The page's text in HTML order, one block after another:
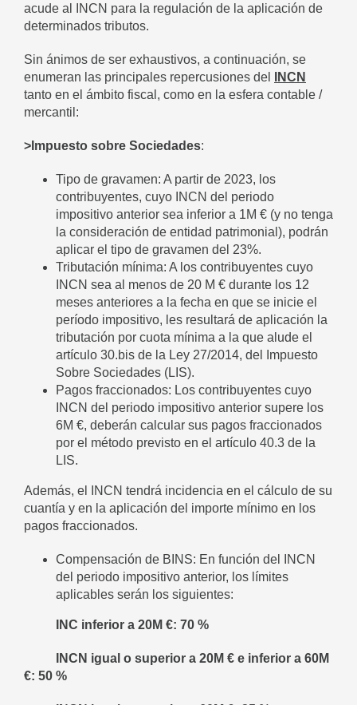
acude al INCN para la regulación de la aplicación de
determinados tributos.
Sin ánimos de ser exhaustivos, a continuación, se
enumeran las principales repercusiones del
INCN
tanto en el ámbito fiscal, como en la esfera contable /
mercantil:
>Impuesto sobre Sociedades:
Tipo de gravamen: A partir de 2023, los
contribuyentes, cuyo INCN del periodo
impositivo anterior sea inferior a 1M € (y no tenga
la consideración de entidad patrimonial), podrán
aplicar el tipo de gravamen del 23%.
Tributación mínima: A los contribuyentes cuyo
INCN sea al menos de 20 M € durante los 12
meses anteriores a la fecha en que se inicie el
período impositivo, les resultará de aplicación la
tributación por cuota mínima a la que alude el
artículo 30.bis de la Ley 27/2014, del Impuesto
Sobre Sociedades (LIS).
Pagos fraccionados: Los contribuyentes cuyo
INCN del periodo impositivo anterior supere los
6M €, deberán calcular sus pagos fraccionados
por el método previsto en el artículo 40.3 de la
LIS.
Además, el INCN tendrá incidencia en el cálculo de su
cuantía y en la aplicación del importe mínimo en los
pagos fraccionados.
Compensación de BINS: En función del INCN
del periodo impositivo anterior, los límites
aplicables serán los siguientes:
INC inferior a 20M €: 70 %
INCN igual o superior a 20M € e inferior a 60M
€: 50 %